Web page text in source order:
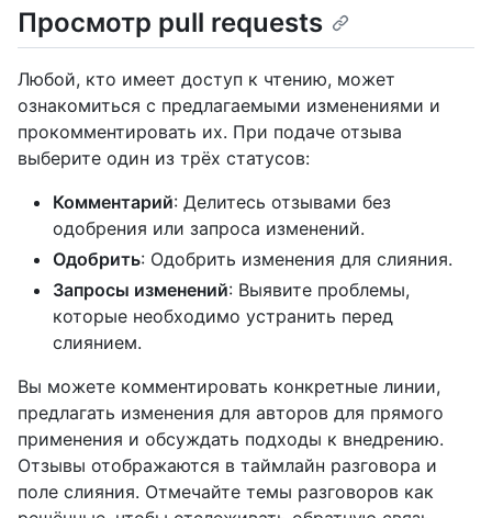
Просмотр pull requests
Любой, кто имеет доступ к чтению, может
ознакомиться с предлагаемыми изменениями и
прокомментировать их. При подаче отзыва
выберите один из трёх статусов:
Комментарий: Делитесь отзывами без
одобрения или запроса изменений.
Одобрить: Одобрить изменения для слияния.
Запросы изменений: Выявите проблемы,
которые необходимо устранить перед
слиянием.
Вы можете комментировать конкретные линии,
предлагать изменения для авторов для прямого
применения и обсуждать подходы к внедрению.
Отзывы отображаются в таймлайн разговора и
поле слияния. Отмечайте темы разговоров как